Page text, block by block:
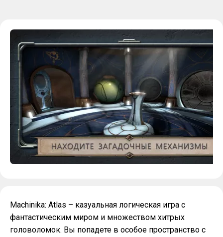
Machinika: Atlas – казуальная логическая игра с
фантастическим миром и множеством хитрых
головоломок. Вы попадете в особое пространство с